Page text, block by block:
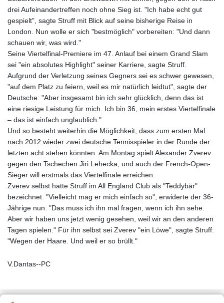
drei Aufeinandertreffen noch ohne Sieg ist. "Ich habe echt gut
gespielt", sagte Struff mit Blick auf seine bisherige Reise in
London. Nun wolle er sich "bestmöglich" vorbereiten: "Und dann
schauen wir, was wird."
Seine Viertelfinal-Premiere im 47. Anlauf bei einem Grand Slam
sei "ein absolutes Highlight" seiner Karriere, sagte Struff.
Aufgrund der Verletzung seines Gegners sei es schwer gewesen,
"auf dem Platz zu feiern, weil es mir natürlich leidtut", sagte der
Deutsche: "Aber insgesamt bin ich sehr glücklich, denn das ist
eine riesige Leistung für mich. Ich bin 36, mein erstes Viertelfinale
– das ist einfach unglaublich."
Und so besteht weiterhin die Möglichkeit, dass zum ersten Mal
nach 2012 wieder zwei deutsche Tennisspieler in der Runde der
letzten acht stehen könnten. Am Montag spielt Alexander Zverev
gegen den Tschechen Jiri Lehecka, und auch der French-Open-
Sieger will erstmals das Viertelfinale erreichen.
Zverev selbst hatte Struff im All England Club als "Teddybär"
bezeichnet. "Vielleicht mag er mich einfach so", erwiderte der 36-
Jährige nun. "Das muss ich ihn mal fragen, wenn ich ihn sehe.
Aber wir haben uns jetzt wenig gesehen, weil wir an den anderen
Tagen spielen." Für ihn selbst sei Zverev "ein Löwe", sagte Struff:
"Wegen der Haare. Und weil er so brüllt."
V.Dantas--PC